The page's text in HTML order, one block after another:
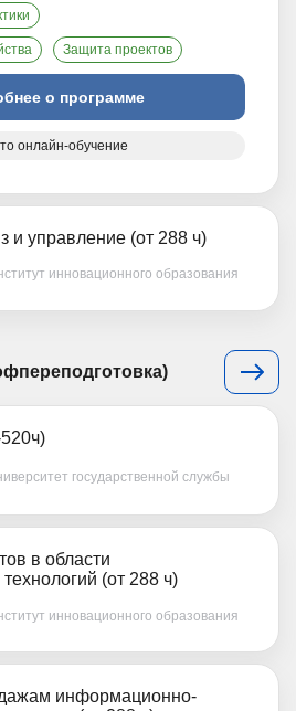
Защита проектов
о программе
онлайн-обучение
и управление (от 288 ч)
инновационного образования
государственной службы
в области
(от 288 ч)
инновационного образования
информационно-